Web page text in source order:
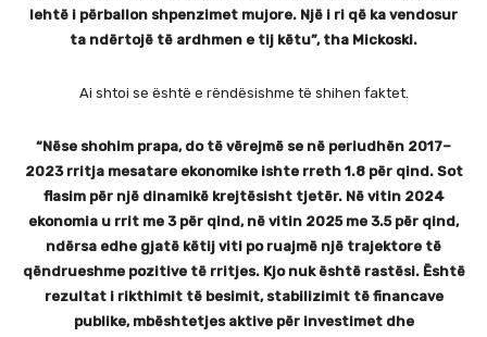
lehtë i përballon shpenzimet mujore. Një i ri që ka vendosur
ta ndërtojë të ardhmen e tij këtu”, tha Mickoski.
Ai shtoi se është e rëndësishme të shihen faktet.
“Nëse shohim prapa, do të vërejmë se në periudhën 2017–
2023 rritja mesatare ekonomike ishte rreth 1.8 për qind. Sot
flasim për një dinamikë krejtësisht tjetër. Në vitin 2024
ekonomia u rrit me 3 për qind, në vitin 2025 me 3.5 për qind,
ndërsa edhe gjatë këtij viti po ruajmë një trajektore të
qëndrueshme pozitive të rritjes. Kjo nuk është rastësi. Është
rezultat i rikthimit të besimit, stabilizimit të financave
publike, mbështetjes aktive për investimet dhe